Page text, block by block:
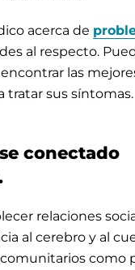
acerca de
al respecto.
las
tratar sus síntomas.
conectado
relaciones
al cerebro y al
como